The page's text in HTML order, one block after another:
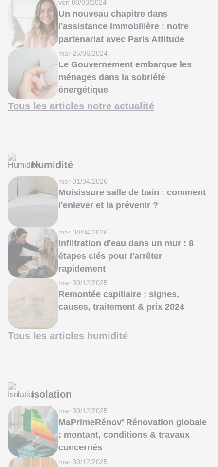
ven 08/03/2024
Un nouveau chapitre dans
l'assistance immobilière : notre
partenariat avec Paris Attitude
mar 25/06/2024
Le Gouvernement embarque les
ménages dans la sobriété
énergétique
Tous les articles notre actualité
Humidité
mer 01/04/2026
Moisissure salle de bain : comment
l'enlever et la prévenir ?
mer 08/04/2026
Infiltration d'eau dans un mur : 8
étapes clés pour l'arrêter
rapidement
mar 30/12/2025
Remontée capillaire : signes,
causes, traitement & prix 2024
Tous les articles humidité
Isolation
mar 30/12/2025
MaPrimeRénov’ Rénovation globale
: montant, conditions & travaux
concernés
mar 30/12/2025